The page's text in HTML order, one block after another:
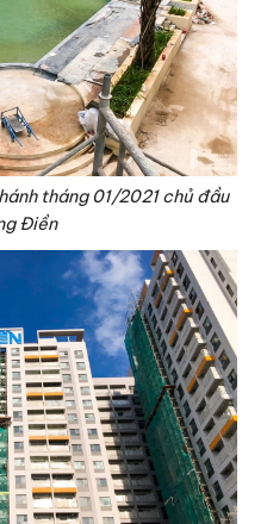
tháng 01/2021 chủ đầu
Điền